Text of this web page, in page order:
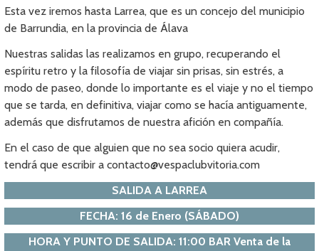
Esta vez iremos hasta Larrea, que es un concejo del municipio
de Barrundia, en la provincia de Álava
Nuestras salidas las realizamos en grupo, recuperando el
espíritu retro y la filosofía de viajar sin prisas, sin estrés, a
modo de paseo, donde lo importante es el viaje y no el tiempo
que se tarda, en definitiva, viajar como se hacía antiguamente,
además que disfrutamos de nuestra afición en compañía.
En el caso de que alguien que no sea socio quiera acudir,
tendrá que escribir a contacto@vespaclubvitoria.com
SALIDA A LARREA
FECHA: 16 de Enero (SÁBADO)
HORA Y PUNTO DE SALIDA: 11:00 BAR Venta de la